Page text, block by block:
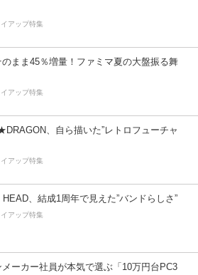
アップ特集
のまま45％増量！ファミマ夏の大盤振る舞
アップ特集
、自ら描いた”レトロフューチャ
アップ特集
HEAD、結成1周年で見えた”バンドらしさ”
アップ特集
ーカー社員が本気で選ぶ「10万円台PC3